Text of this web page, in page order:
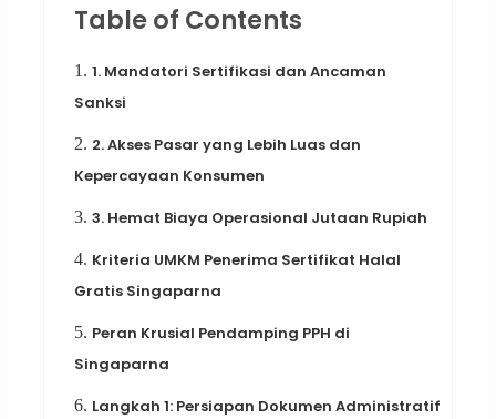
Table of Contents
1. 1. Mandatori Sertifikasi dan Ancaman
Sanksi
2. 2. Akses Pasar yang Lebih Luas dan
Kepercayaan Konsumen
3. 3. Hemat Biaya Operasional Jutaan Rupiah
4. Kriteria UMKM Penerima Sertifikat Halal
Gratis Singaparna
5. Peran Krusial Pendamping PPH di
Singaparna
6. Langkah 1: Persiapan Dokumen Administratif